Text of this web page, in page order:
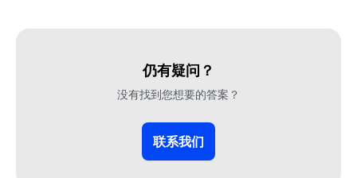
仍有疑问？
没有找到您想要的答案？
联系我们